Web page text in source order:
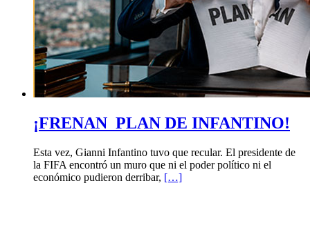
¡FRENAN PLAN DE INFANTINO!
Esta vez, Gianni Infantino tuvo que recular. El presidente de
la FIFA encontró un muro que ni el poder político ni el
económico pudieron derribar, […]